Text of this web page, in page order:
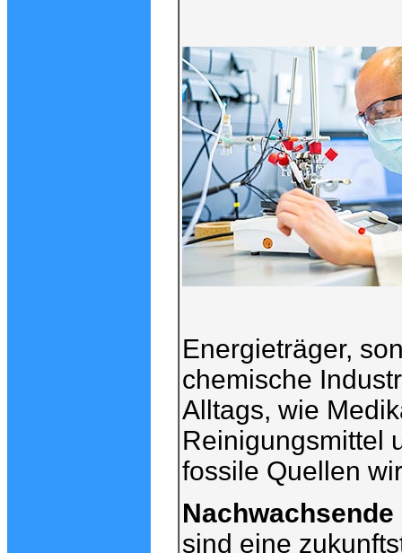
Energieträger,
chemische
Alltags, wie
Reinigungsmittel
fossile Quellen
sind eine